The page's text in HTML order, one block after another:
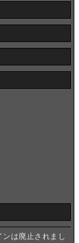
は廃止されまし